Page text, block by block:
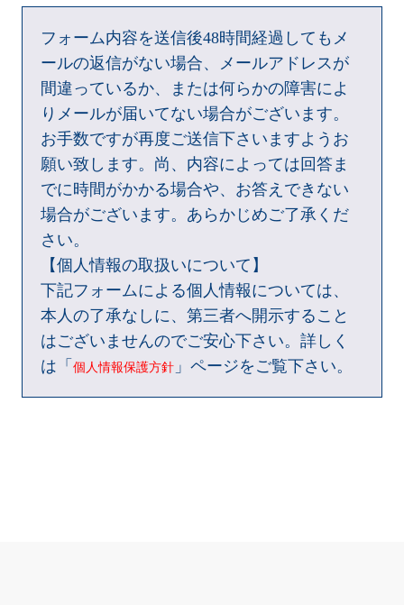
フォーム内容を送信後48時間経過してもメ
ールの返信がない場合、メールアドレスが
間違っているか、または何らかの障害によ
りメールが届いてない場合がございます。
お手数ですが再度ご送信下さいますようお
願い致します。尚、内容によっては回答ま
でに時間がかかる場合や、お答えできない
場合がございます。あらかじめご了承くだ
さい。
【個人情報の取扱いについて】
下記フォームによる個人情報については、
本人の了承なしに、第三者へ開示すること
はございませんのでご安心下さい。詳しく
は「 個人情報保護方針 」ページをご覧下さい。